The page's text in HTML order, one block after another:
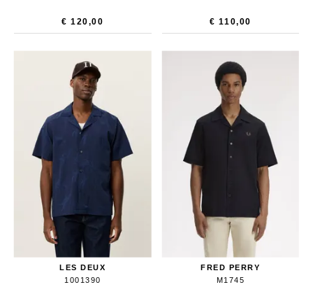
€ 120,00 € 110,00
LES DEUX
1001390
FRED PERRY
M1745